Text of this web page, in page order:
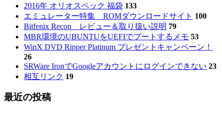
2016年 オリオスペック 福袋 133
エミュレーター特集 ROMダウンロードサイト 100
Bitfenix Recon レビュー＆取り扱い説明 79
MBR環境のUBUNTUをUEFIでブートするメモ 53
WinX DVD Ripper Platinum プレゼントキャンペーン！
26
SRWare IronでGoogleアカウントにログインできない 23
相互リンク 19
最近の投稿